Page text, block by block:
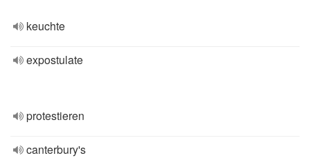
keuchte
expostulate
protestieren
canterbury's